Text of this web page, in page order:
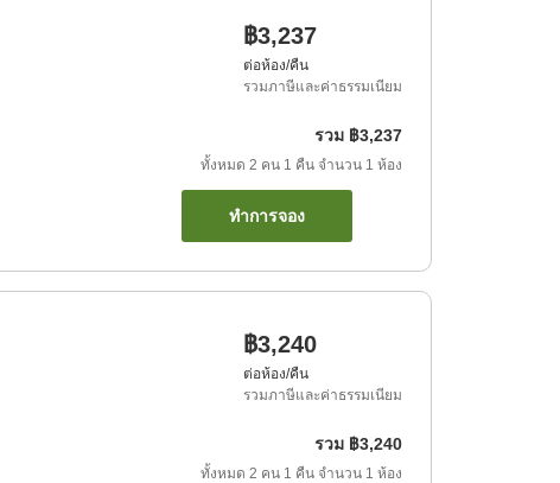
฿3,237
ต่อห้อง/คืน
รวมภาษีและค่าธรรมเนียม
รวม ฿3,237
ทั้งหมด 2 คน 1 คืน จำนวน 1 ห้อง
ทำการจอง
฿3,240
ต่อห้อง/คืน
รวมภาษีและค่าธรรมเนียม
รวม ฿3,240
ทั้งหมด 2 คน 1 คืน จำนวน 1 ห้อง